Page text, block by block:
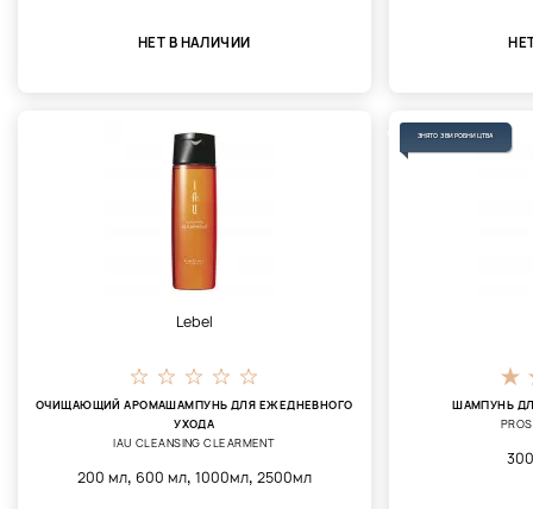
НЕТ В НАЛИЧИИ
Lebel
ОЧИЩАЮЩИЙ АРОМАШАМПУНЬ ДЛЯ ЕЖЕДНЕВНОГО
УХОДА
IAU CLEANSING CLEARMENT
200 мл, 600 мл, 1000мл, 2500мл
ЗНЯТО З ВИРОБНИЦТВА
ШАМПУНЬ